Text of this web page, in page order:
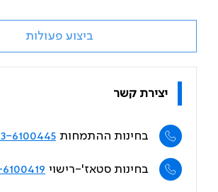
ביצוע פעולות
יצירת קשר
בחינות ההתמחות 6100445
בחינות סטאז'-רישוי